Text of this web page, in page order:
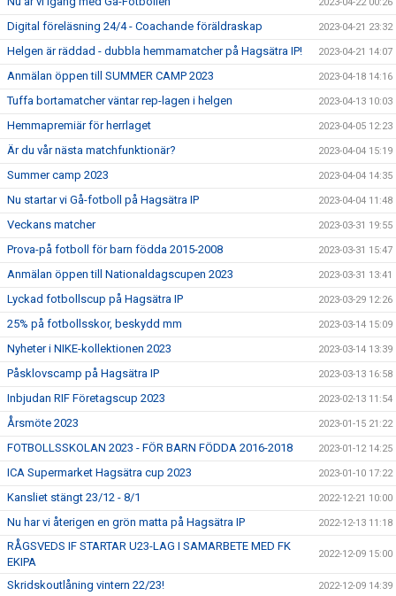
Digital föreläsning 24/4 - Coachande föräldraskap 2023-04-21 23:32
Helgen är räddad - dubbla hemmamatcher på Hagsätra IP! 2023-04-21 14:07
Anmälan öppen till SUMMER CAMP 2023 2023-04-18 14:16
Tuffa bortamatcher väntar rep-lagen i helgen 2023-04-13 10:03
Hemmapremiär för herrlaget 2023-04-05 12:23
Är du vår nästa matchfunktionär? 2023-04-04 15:19
Summer camp 2023 2023-04-04 14:35
Nu startar vi Gå-fotboll på Hagsätra IP 2023-04-04 11:48
Veckans matcher 2023-03-31 19:55
Prova-på fotboll för barn födda 2015-2008 2023-03-31 15:47
Anmälan öppen till Nationaldagscupen 2023 2023-03-31 13:41
Lyckad fotbollscup på Hagsätra IP 2023-03-29 12:26
25% på fotbollsskor, beskydd mm 2023-03-14 15:09
Nyheter i NIKE-kollektionen 2023 2023-03-14 13:39
Påsklovscamp på Hagsätra IP 2023-03-13 16:58
Inbjudan RIF Företagscup 2023 2023-02-13 11:54
Årsmöte 2023 2023-01-15 21:22
FOTBOLLSSKOLAN 2023 - FÖR BARN FÖDDA 2016-2018 2023-01-12 14:25
ICA Supermarket Hagsätra cup 2023 2023-01-10 17:22
Kansliet stängt 23/12 - 8/1 2022-12-21 10:00
Nu har vi återigen en grön matta på Hagsätra IP 2022-12-13 11:18
RÅGSVEDS IF STARTAR U23-LAG I SAMARBETE MED FK
EKIPA
2022-12-09 15:00
Skridskoutlåning vintern 22/23! 2022-12-09 14:39